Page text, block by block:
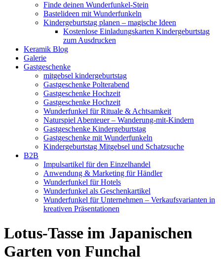
Finde deinen Wunderfunkel-Stein
Bastelideen mit Wunderfunkeln
Kindergeburtstag planen – magische Ideen
Kostenlose Einladungskarten Kindergeburtstag
zum Ausdrucken
Keramik Blog
Galerie
Gastgeschenke
mitgebsel kindergeburtstag
Gastgeschenke Polterabend
Gastgeschenke Hochzeit
Gastgeschenke Hochzeit
Wunderfunkel für Rituale & Achtsamkeit
Naturspiel Abenteuer – Wanderung-mit-Kindern
Gastgeschenke Kindergeburtstag
Gastgeschenke mit Wunderfunkeln
Kindergeburtstag Mitgebsel und Schatzsuche
B2B
Impulsartikel für den Einzelhandel
Anwendung & Marketing für Händler
Wunderfunkel für Hotels
Wunderfunkel als Geschenkartikel
Wunderfunkel für Unternehmen – Verkaufsvarianten in
kreativen Präsentationen
Lotus-Tasse im Japanischen
Garten von Funchal